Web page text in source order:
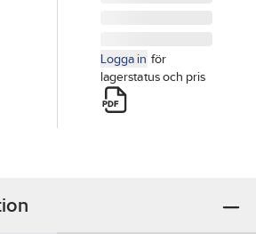
Logga in för
lagerstatus och pris